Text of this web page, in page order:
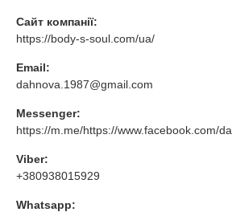
Сайт компанії:
https://body-s-soul.com/ua/
Email:
dahnova.1987@gmail.com
Messenger:
https://m.me/https://www.facebook.com/
Viber:
+380938015929
Whatsapp: